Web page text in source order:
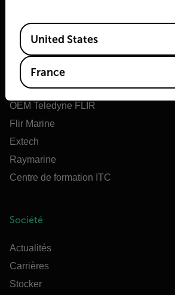
À propos de Flir
Teledyne Technologies
Teledyne FLIR Defense
OEM Teledyne FLIR
Flir Marine
Extech
Raymarine
Centre de formation ITC
Société
Actualités
Carrières
Stocker
Available Locations
United States
France